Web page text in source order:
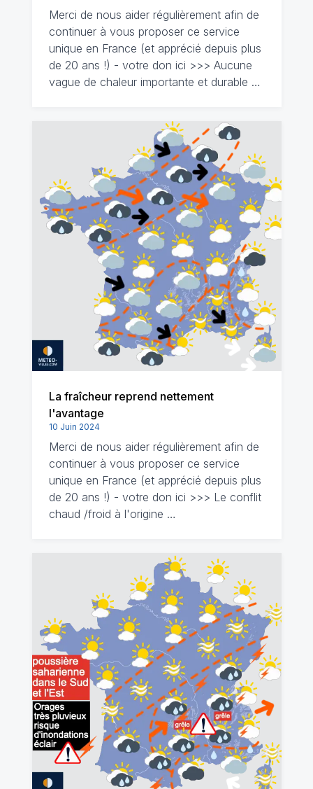
Merci de nous aider régulièrement afin de
continuer à vous proposer ce service
unique en France (et apprécié depuis plus
de 20 ans !) - votre don ici >>> Aucune
vague de chaleur importante et durable …
La fraîcheur reprend nettement
l'avantage
10 Juin 2024
Merci de nous aider régulièrement afin de
continuer à vous proposer ce service
unique en France (et apprécié depuis plus
de 20 ans !) - votre don ici >>> Le conflit
chaud /froid à l'origine …